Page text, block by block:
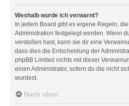
Weshalb wurde ich verwarnt?
In jedem Board gibt es eigene Regeln,
Administration festgelegt werden. Wenn
verstoßen hast, kann sie dir eine
dass dies die Entscheidung der
phpBB Limited nichts mit dieser
einen Administrator, sofern du die nicht
wurdest.
Nach oben